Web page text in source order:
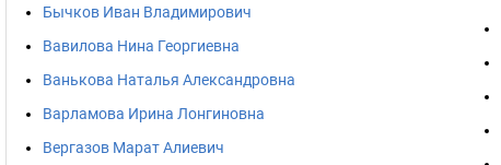
Бычков Иван Владимирович
Вавилова Нина Георгиевна
Ванькова Наталья Александровна
Варламова Ирина Лонгиновна
Вергазов Марат Алиевич